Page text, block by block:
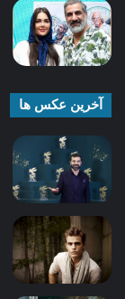
آخرین عکس ها